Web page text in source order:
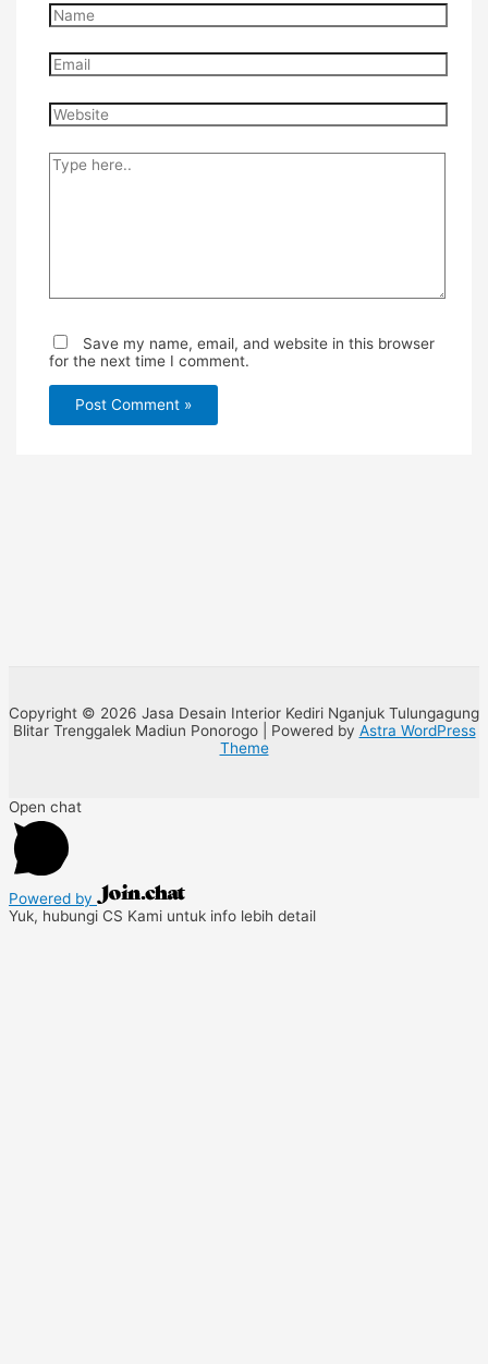
Name
Email
Website
Type
here..
Save my name, email, and website in this browser
for the next time I comment.
Copyright © 2026 Jasa Desain Interior Kediri Nganjuk Tulungagung
Blitar Trenggalek Madiun Ponorogo | Powered by Astra WordPress
Theme
Open chat
Powered by
Yuk, hubungi CS Kami untuk info lebih detail